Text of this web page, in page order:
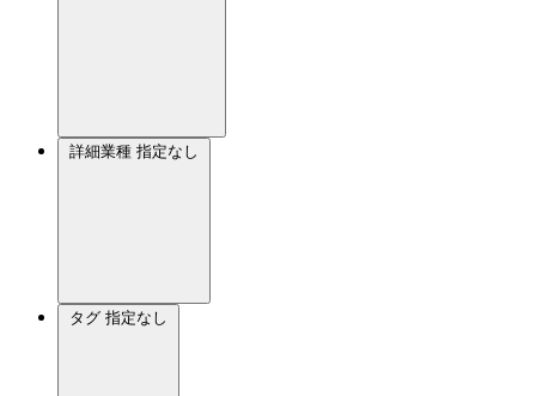
詳細業種 指定なし
タグ 指定なし